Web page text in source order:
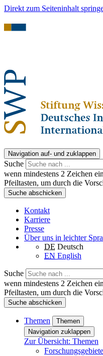
Direkt zum Seiteninhalt
Navigation auf- und zuklappen
Suche
wenn mindestens 2 Zeichen
Pfeiltasten, um durch die
Suche abschicken
Kontakt
Karriere
Presse
Über uns in leichter
DE Deutsch
EN English
Suche
wenn mindestens 2 Zeichen
Pfeiltasten, um durch die
Suche abschicken
Themen
Themen
Navigation zuklappen
Zur Übersicht: Themen
Forschungsgebiete